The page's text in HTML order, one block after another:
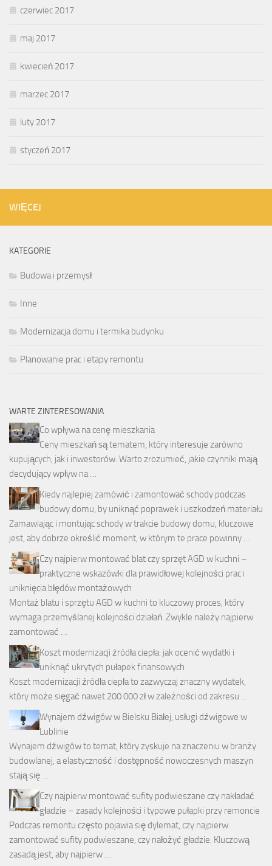
czerwiec 2017
maj 2017
kwiecień 2017
marzec 2017
luty 2017
styczeń 2017
WIĘCEJ
KATEGORIE
Budowa i przemysł
Inne
Modernizacja domu i termika budynku
Planowanie prac i etapy remontu
WARTE ZINTERESOWANIA
Co wpływa na cenę mieszkania
Ceny mieszkań są tematem, który interesuje zarówno
kupujących, jak i inwestorów. Warto zrozumieć, jakie czynniki mają
decydujący wpływ na …
Kiedy najlepiej zamówić i zamontować schody podczas
budowy domu, by uniknąć poprawek i uszkodzeń materiału
Zamawiając i montując schody w trakcie budowy domu, kluczowe
jest, aby dobrze określić moment, w którym te prace powinny …
Czy najpierw montować blat czy sprzęt AGD w kuchni –
praktyczne wskazówki dla prawidłowej kolejności prac i
uniknięcia błędów montażowych
Montaż blatu i sprzętu AGD w kuchni to kluczowy proces, który
wymaga przemyślanej kolejności działań. Zwykle należy najpierw
zamontować …
Koszt modernizacji źródła ciepła: jak ocenić wydatki i
uniknąć ukrytych pułapek finansowych
Koszt modernizacji źródła ciepła to zazwyczaj znaczny wydatek,
który może sięgać nawet 200 000 zł w zależności od zakresu …
Wynajem dźwigów w Bielsku Białej, usługi dźwigowe w
Lublinie
Wynajem dźwigów to temat, który zyskuje na znaczeniu w branży
budowlanej, a elastyczność i dostępność nowoczesnych maszyn
stają się …
Czy najpierw montować sufity podwieszane czy nakładać
gładzie – zasady kolejności i typowe pułapki przy remoncie
Podczas remontu często pojawia się dylemat, czy najpierw
zamontować sufity podwieszane, czy nałożyć gładzie. Kluczową
zasadą jest, aby najpierw …